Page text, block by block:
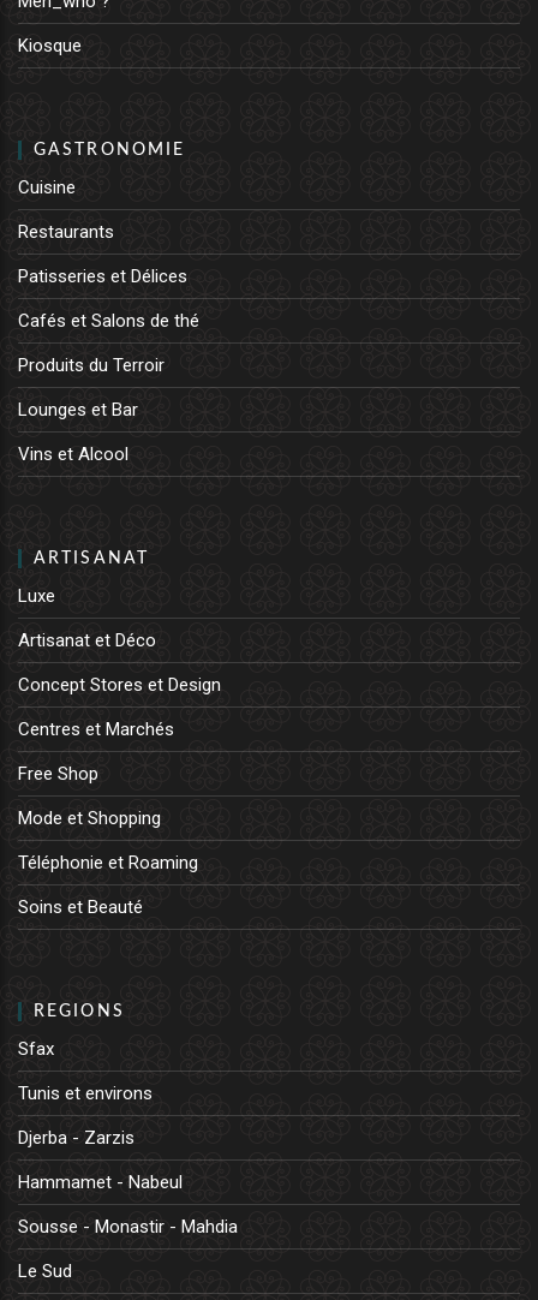
Kiosque
GASTRONOMIE
Cuisine
Restaurants
Patisseries et Délices
Cafés et Salons de thé
Produits du Terroir
Lounges et Bar
Vins et Alcool
ARTISANAT
Luxe
Artisanat et Déco
Concept Stores et Design
Centres et Marchés
Free Shop
Mode et Shopping
Téléphonie et Roaming
Soins et Beauté
REGIONS
Sfax
Tunis et environs
Djerba - Zarzis
Hammamet - Nabeul
Sousse - Monastir - Mahdia
Le Sud